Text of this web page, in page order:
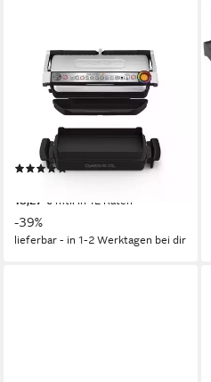
Kontaktgrill OptiGrill+ XL inkl.
Backschale, manueller Modus
mit 4 Temperaturen
Leistung
44 x 17,5 x 36,5 cm B/H/T
7,1 kg Gewicht
(868)
18,27 € mtl. in 12 Raten
-39%
lieferbar - in 1-2 Werktagen bei dir